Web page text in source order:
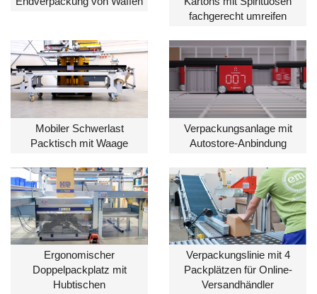
fachgerecht umreifen
Mobiler Schwerlast
Packtisch mit Waage
Verpackungsanlage mit
Autostore-Anbindung
Ergonomischer
Doppelpackplatz mit
Hubtischen
Verpackungslinie mit 4
Packplätzen für Online-
Versandhändler